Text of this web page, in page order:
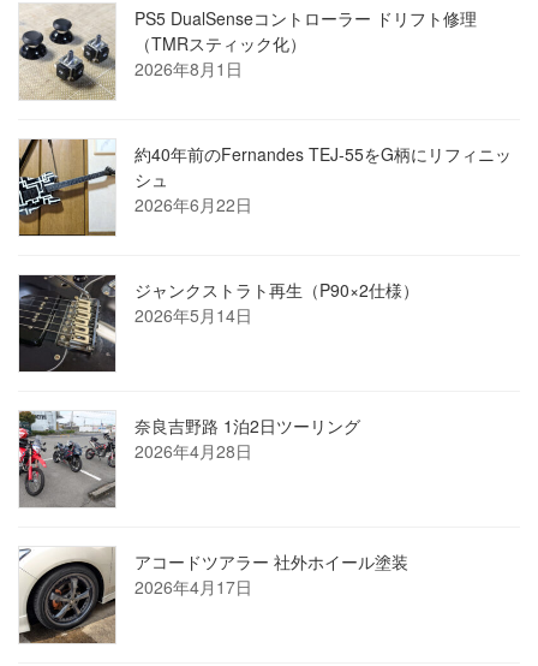
PS5 DualSenseコントローラー ドリフト修理
（TMRスティック化）
2026年8月1日
約40年前のFernandes TEJ-55をG柄にリフィニッ
シュ
2026年6月22日
ジャンクストラト再生（P90×2仕様）
2026年5月14日
奈良吉野路 1泊2日ツーリング
2026年4月28日
アコードツアラー 社外ホイール塗装
2026年4月17日